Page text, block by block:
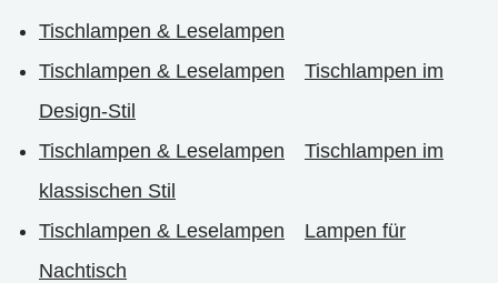
Tischlampen & Leselampen
Tischlampen & Leselampen
Tischlampen im
Design-Stil
Tischlampen & Leselampen
Tischlampen im
klassischen Stil
Tischlampen & Leselampen
Lampen für
Nachtisch